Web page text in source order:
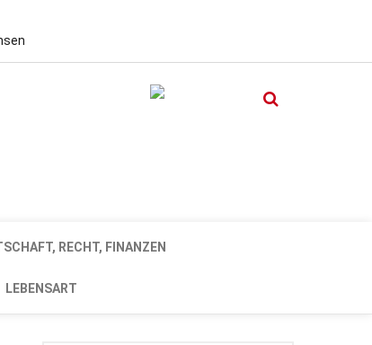
RECHT, FINANZEN
LEBENSART